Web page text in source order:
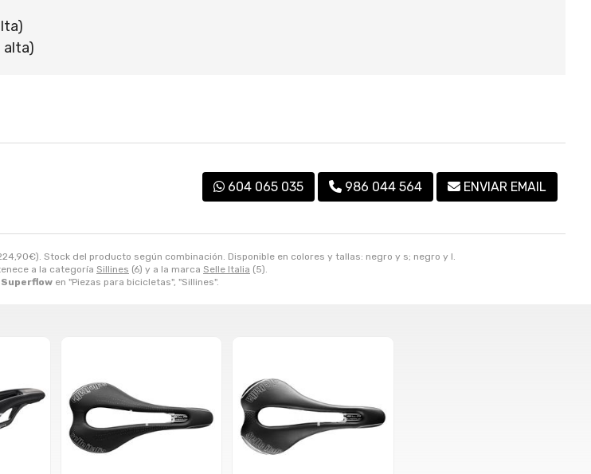
€). Stock del producto según combinación. Disponible en colores y tallas: negro y s; negro y l.
a la categoría Sillines (6) y a la marca Selle Italia (5).
en "Piezas para bicicletas", "Sillines".
alta)
604 065 035 986 044 564 ENVIAR EMAIL